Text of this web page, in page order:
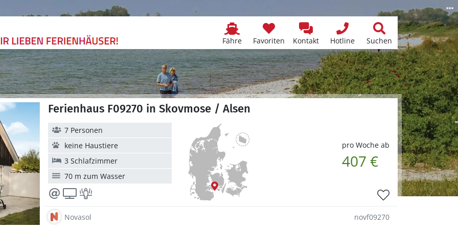
Fähre Favoriten Kontakt Hotline Suchen
Ferienhaus F09270 in Skovmose / Alsen
pro Woche ab
407 €
7 Personen
keine Haustiere
3 Schlafzimmer
70 m zum Wasser
Novasol novf09270